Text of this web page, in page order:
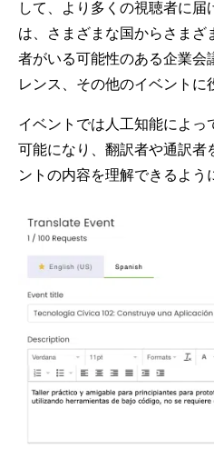
して、より多くの視聴者に
は、さまざまな国からさまざ
者がいる可能性のある企業会
レンス、その他のイベントに
イベントでは人工知能によっ
可能になり、翻訳者や通訳者
ントの内容を理解できるよう